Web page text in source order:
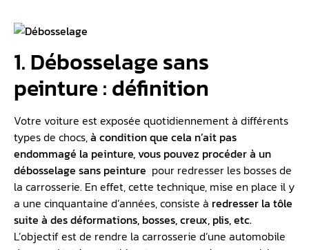
1. Débosselage sans
peinture : définition
Votre voiture est exposée quotidiennement à différents
types de chocs,à condition que cela n’ait pas
endommagé la peinture, vous pouvez procéder à un
débosselage sans peinture pour redresser les bosses de
la carrosserie. En effet, cette technique, mise en place il y
a une cinquantaine d’années, consiste à redresser la tôle
suite à des déformations, bosses, creux, plis, etc.
L’objectif est de rendre la carrosserie d’une automobile